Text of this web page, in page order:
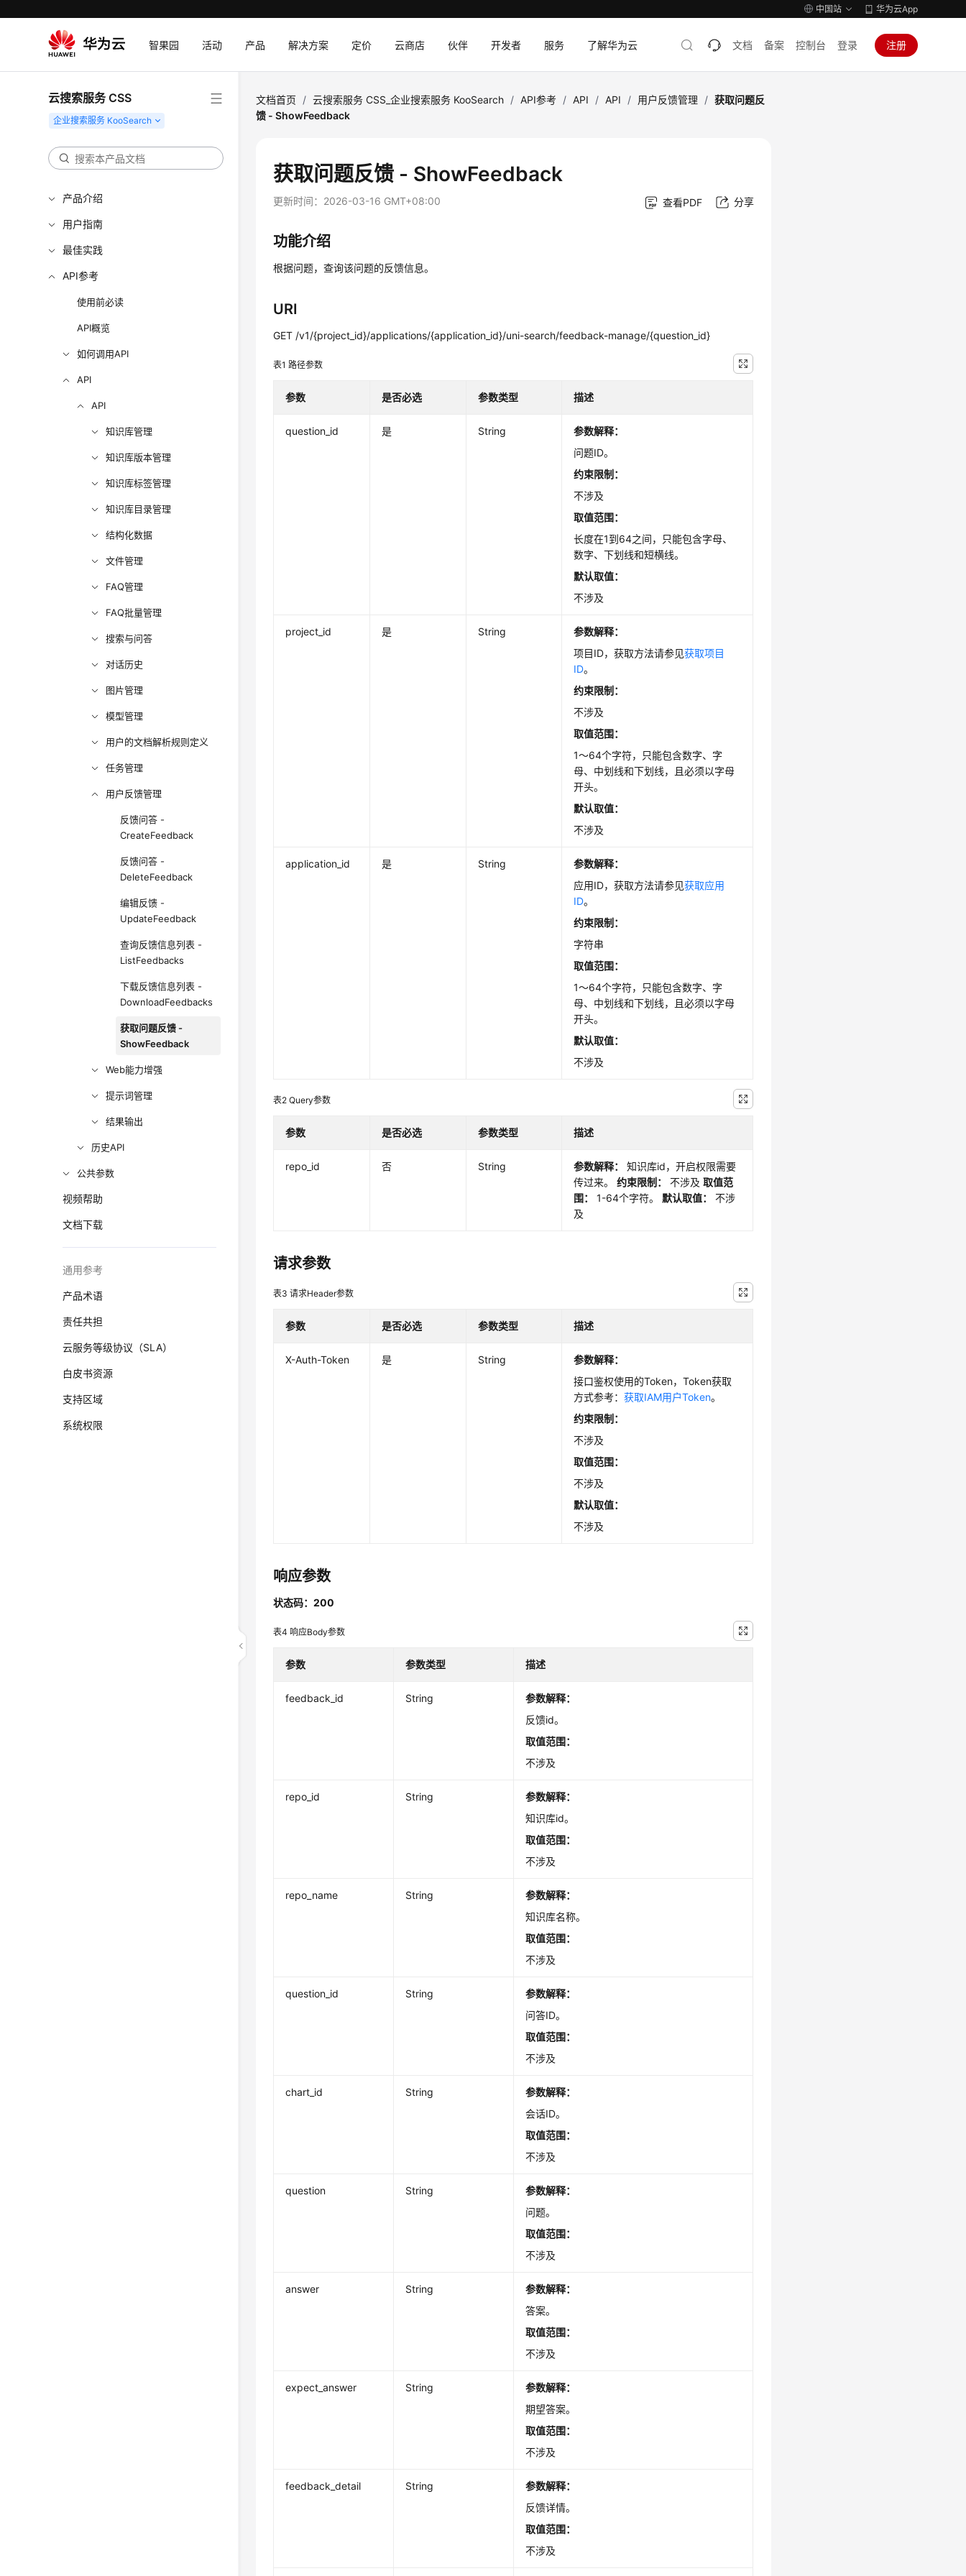
中国站 华为云App
智果园 活动 产品 解决方案 定价 云商店 伙伴 开发者 服务 了解华为云 文档 备案 控制台 登录 注册
云搜索服务 CSS
产品介绍
用户指南
最佳实践
API参考
使用前必读
API概览
如何调用API
API
API
知识库管理
知识库版本管理
知识库标签管理
知识库目录管理
结构化数据
文件管理
FAQ管理
FAQ批量管理
搜索与问答
对话历史
图片管理
模型管理
用户的文档解析规则定义
任务管理
用户反馈管理
反馈问答 -
CreateFeedback
反馈问答 -
DeleteFeedback
编辑反馈 -
UpdateFeedback
查询反馈信息列表 -
ListFeedbacks
下载反馈信息列表 -
DownloadFeedbacks
获取问题反馈 -
ShowFeedback
Web能力增强
提示词管理
结果输出
历史API
公共参数
视频帮助
文档下载
通用参考
产品术语
责任共担
云服务等级协议（SLA）
白皮书资源
支持区域
系统权限
文档首页 / 云搜索服务 CSS_企业搜索服务 KooSearch / API参考 / API / API / 用户反馈管理 / 获取问题反
馈 - ShowFeedback
获取问题反馈 - ShowFeedback
更新时间： 2026-03-16 GMT+08:00 查看PDF 分享
功能介绍
根据问题，查询该问题的反馈信息。
URI
GET /v1/{project_id}/applications/{application_id}/uni-search/feedback-manage/{question_id}
表1路径参数
参数 是否必选 参数类型 描述
question_id 是 String
参数解释：
问题ID。
约束限制：
不涉及
取值范围：
长度在1到64之间，只能包含字母、
数字、下划线和短横线。
默认取值：
不涉及
project_id 是 String
参数解释：
项目ID，获取方法请参见获取项目
ID。
约束限制：
不涉及
取值范围：
1～64个字符，只能包含数字、字
母、中划线和下划线，且必须以字母
开头。
默认取值：
不涉及
application_id 是 String
参数解释：
应用ID，获取方法请参见获取应用
ID。
约束限制：
字符串
取值范围：
1～64个字符，只能包含数字、字
母、中划线和下划线，且必须以字母
开头。
默认取值：
不涉及
表2Query参数
参数 是否必选 参数类型 描述
repo_id 否 String 参数解释：
知识库id，开启权限需要
传过来。约束限制： 不涉及取值范
围：
1-64个字符。默认取值：
不涉
及
请求参数
表3请求Header参数
参数 是否必选 参数类型 描述
X-Auth-Token 是 String
参数解释：
接口鉴权使用的Token，Token获取
方式参考：获取IAM用户Token。
约束限制：
不涉及
取值范围：
不涉及
默认取值：
不涉及
响应参数
状态码：200
表4响应Body参数
参数 参数类型 描述
feedback_id String
参数解释：
反馈id。
取值范围：
不涉及
repo_id String
参数解释：
知识库id。
取值范围：
不涉及
repo_name String
参数解释：
知识库名称。
取值范围：
不涉及
question_id String
参数解释：
问答ID。
取值范围：
不涉及
chart_id String
参数解释：
会话ID。
取值范围：
不涉及
question String
参数解释：
问题。
取值范围：
不涉及
answer String
参数解释：
答案。
取值范围：
不涉及
expect_answer String
参数解释：
期望答案。
取值范围：
不涉及
feedback_detail String
参数解释：
反馈详情。
取值范围：
不涉及